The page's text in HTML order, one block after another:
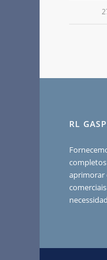
RL
aprimorar